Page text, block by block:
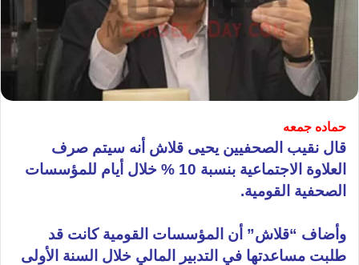
حماده جمعه
قال نقيب الصحفيين يحيى قلاش أنه سيتم صرف
العلاوة الاجتماعية بنسبة 10 % خلال أيام للمؤسسات
الصحفية القومية.
وأضاف “قلاش” أن المؤسسات القومية كانت قد
طلبت مساعدتها في التدبير المالي خلال السنة الأولى